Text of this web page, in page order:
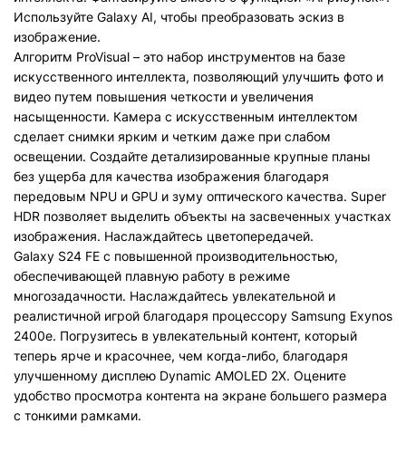
Используйте Galaxy AI, чтобы преобразовать эскиз в
изображение.
Алгоритм ProVisual – это набор инструментов на базе
искусственного интеллекта, позволяющий улучшить фото и
видео путем повышения четкости и увеличения
насыщенности. Камера с искусственным интеллектом
сделает снимки ярким и четким даже при слабом
освещении. Создайте детализированные крупные планы
без ущерба для качества изображения благодаря
передовым NPU и GPU и зуму оптического качества. Super
HDR позволяет выделить объекты на засвеченных участках
изображения. Наслаждайтесь цветопередачей.
Galaxy S24 FE с повышенной производительностью,
обеспечивающей плавную работу в режиме
многозадачности. Наслаждайтесь увлекательной и
реалистичной игрой благодаря процессору Samsung Exynos
2400e. Погрузитесь в увлекательный контент, который
теперь ярче и красочнее, чем когда-либо, благодаря
улучшенному дисплею Dynamic AMOLED 2X. Оцените
удобство просмотра контента на экране большего размера
с тонкими рамками.